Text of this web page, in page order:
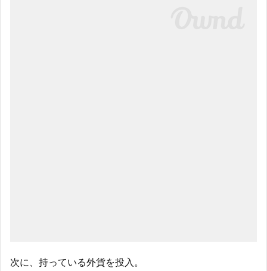
次に、持っている外貨を投入。